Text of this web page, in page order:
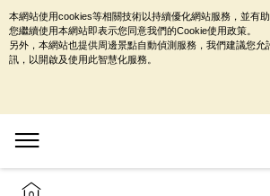
本網站使用cookies等相關技術以持續優化網站服務，並有
您繼續使用本網站即表示您同意我們的Cookie使用政策。
另外，本網站也提供周邊景點自動偵測服務，我們建議您允
訊，以開啟及使用此智慧化服務。